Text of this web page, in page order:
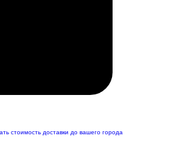
стоимость доставки до вашего города